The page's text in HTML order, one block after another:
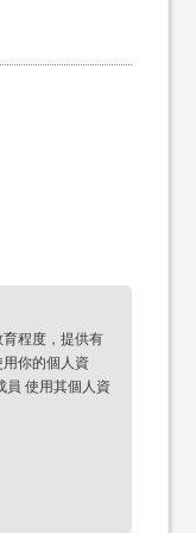
程度，提供有
你的個人資
員 使用其個人資